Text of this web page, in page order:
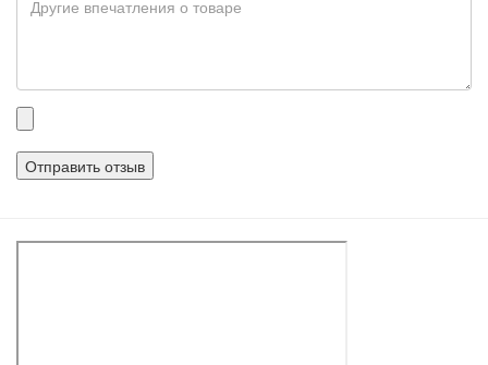
Прикрепленные
файлы